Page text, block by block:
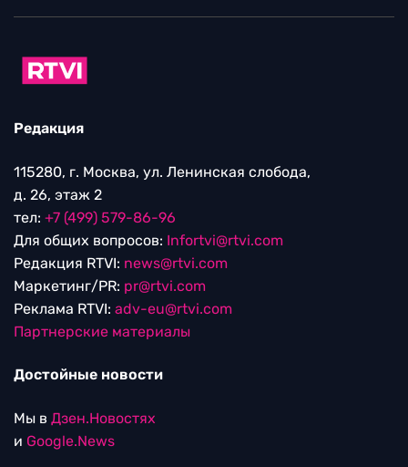
Редакция
115280, г. Москва, ул. Ленинская слобода,
д. 26, этаж 2
тел: +7 (499) 579-86-96
Для общих вопросов: Infortvi@rtvi.com
Редакция RTVI: news@rtvi.com
Маркетинг/PR: pr@rtvi.com
Реклама RTVI: adv-eu@rtvi.com
Партнерские материалы
Достойные новости
Мы в Дзен.Новостях
и Google.News